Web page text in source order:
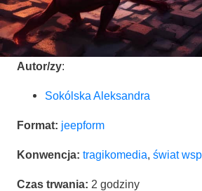
Autor/zy:
Sokól­ska Aleksandra
For­mat: jeep­form
Kon­wen­cja: tra­gi­ko­me­dia świat
Czas trwa­nia: 2 godzi­ny